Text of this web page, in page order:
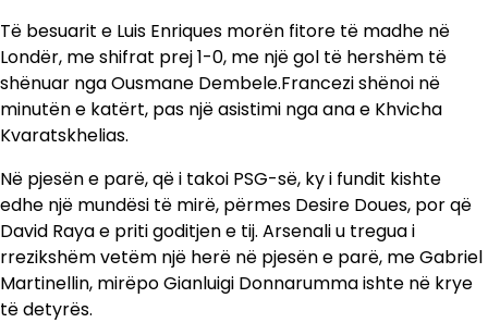
Të besuarit e Luis Enriques morën fitore të madhe në
Londër, me shifrat prej 1-0, me një gol të hershëm të
shënuar nga Ousmane Dembele.Francezi shënoi në
minutën e katërt, pas një asistimi nga ana e Khvicha
Kvaratskhelias.
Në pjesën e parë, që i takoi PSG-së, ky i fundit kishte
edhe një mundësi të mirë, përmes Desire Doues, por që
David Raya e priti goditjen e tij. Arsenali u tregua i
rrezikshëm vetëm një herë në pjesën e parë, me Gabriel
Martinellin, mirëpo Gianluigi Donnarumma ishte në krye
të detyrës.